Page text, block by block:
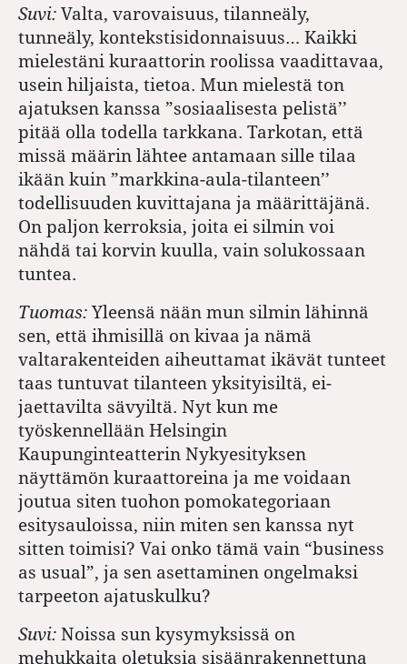
Suvi: Valta, varovaisuus, tilanneäly,
tunneäly, kontekstisidonnaisuus… Kaikki
mielestäni kuraattorin roolissa vaadittavaa,
usein hiljaista, tietoa. Mun mielestä ton
ajatuksen kanssa ”sosiaalisesta pelistä’’
pitää olla todella tarkkana. Tarkotan, että
missä määrin lähtee antamaan sille tilaa
ikään kuin ”markkina-aula-tilanteen’’
todellisuuden kuvittajana ja määrittäjänä.
On paljon kerroksia, joita ei silmin voi
nähdä tai korvin kuulla, vain solukossaan
tuntea.
Tuomas: Yleensä nään mun silmin lähinnä
sen, että ihmisillä on kivaa ja nämä
valtarakenteiden aiheuttamat ikävät tunteet
taas tuntuvat tilanteen yksityisiltä, ei-
jaettavilta sävyiltä. Nyt kun me
työskennellään Helsingin
Kaupunginteatterin Nykyesityksen
näyttämön kuraattoreina ja me voidaan
joutua siten tuohon pomokategoriaan
esitysauloissa, niin miten sen kanssa nyt
sitten toimisi? Vai onko tämä vain “business
as usual”, ja sen asettaminen ongelmaksi
tarpeeton ajatuskulku?
Suvi: Noissa sun kysymyksissä on
mehukkaita oletuksia sisäänrakennettuna